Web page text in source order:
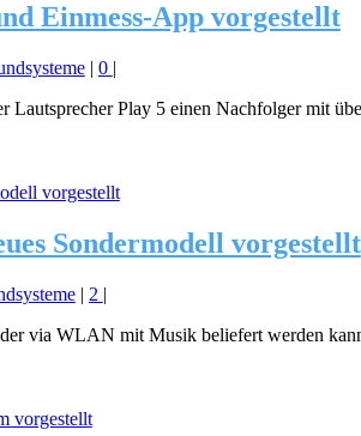
Einmess-App vorgestellt
| 0 |
Lautsprecher Play 5 einen Nachfolger mit
Sondermodell vorgestellt
| 2 |
via WLAN mit Musik beliefert werden